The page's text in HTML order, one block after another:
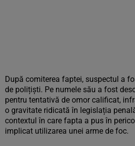
După comiterea faptei, suspectul a
de polițiști. Pe numele său a fost
pentru tentativă de omor calificat,
o gravitate ridicată în legislația
contextul în care fapta a pus în
implicat utilizarea unei arme de foc.